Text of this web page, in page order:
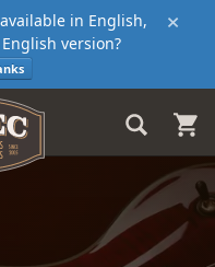
×
in English,
version?